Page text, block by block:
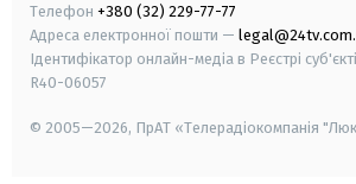
Телефон +380 (32) 229-77-77
Адреса електронної пошти —
Ідентифікатор онлайн-медіа в Реєстрі
R40-06057
© 2005—2026, ПрАТ «Телерадіокомпанія